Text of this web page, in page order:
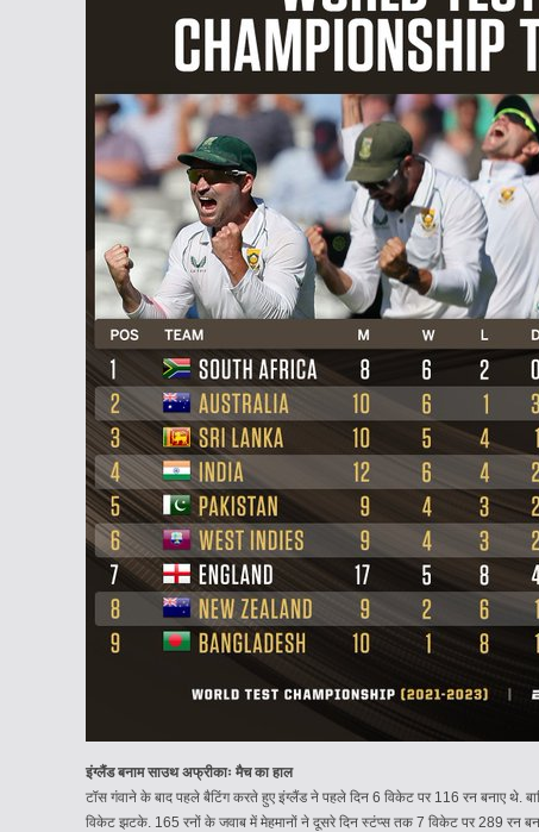
इंग्लैंड बनाम साउथ अफ्रीकाः मैच का हाल
टॉस गंवाने के बाद पहले बैटिंग करते हुए इंग्लैंड ने पहले दिन 6 विकेट पर 116 रन बनाए थे.
विकेट झटके. 165 रनों के जवाब में मेहमानों ने दूसरे दिन स्टंप्स तक 7 विकेट पर 289 रन